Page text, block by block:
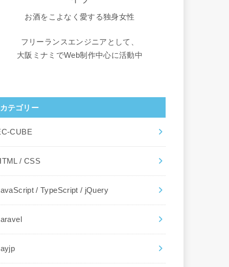
お酒をこよなく愛する独身女性
フリーランスエンジニアとして、
大阪ミナミでWeb制作中心に活動中
カテゴリー
CUBE
/ CSS
/ TypeScript / jQuery